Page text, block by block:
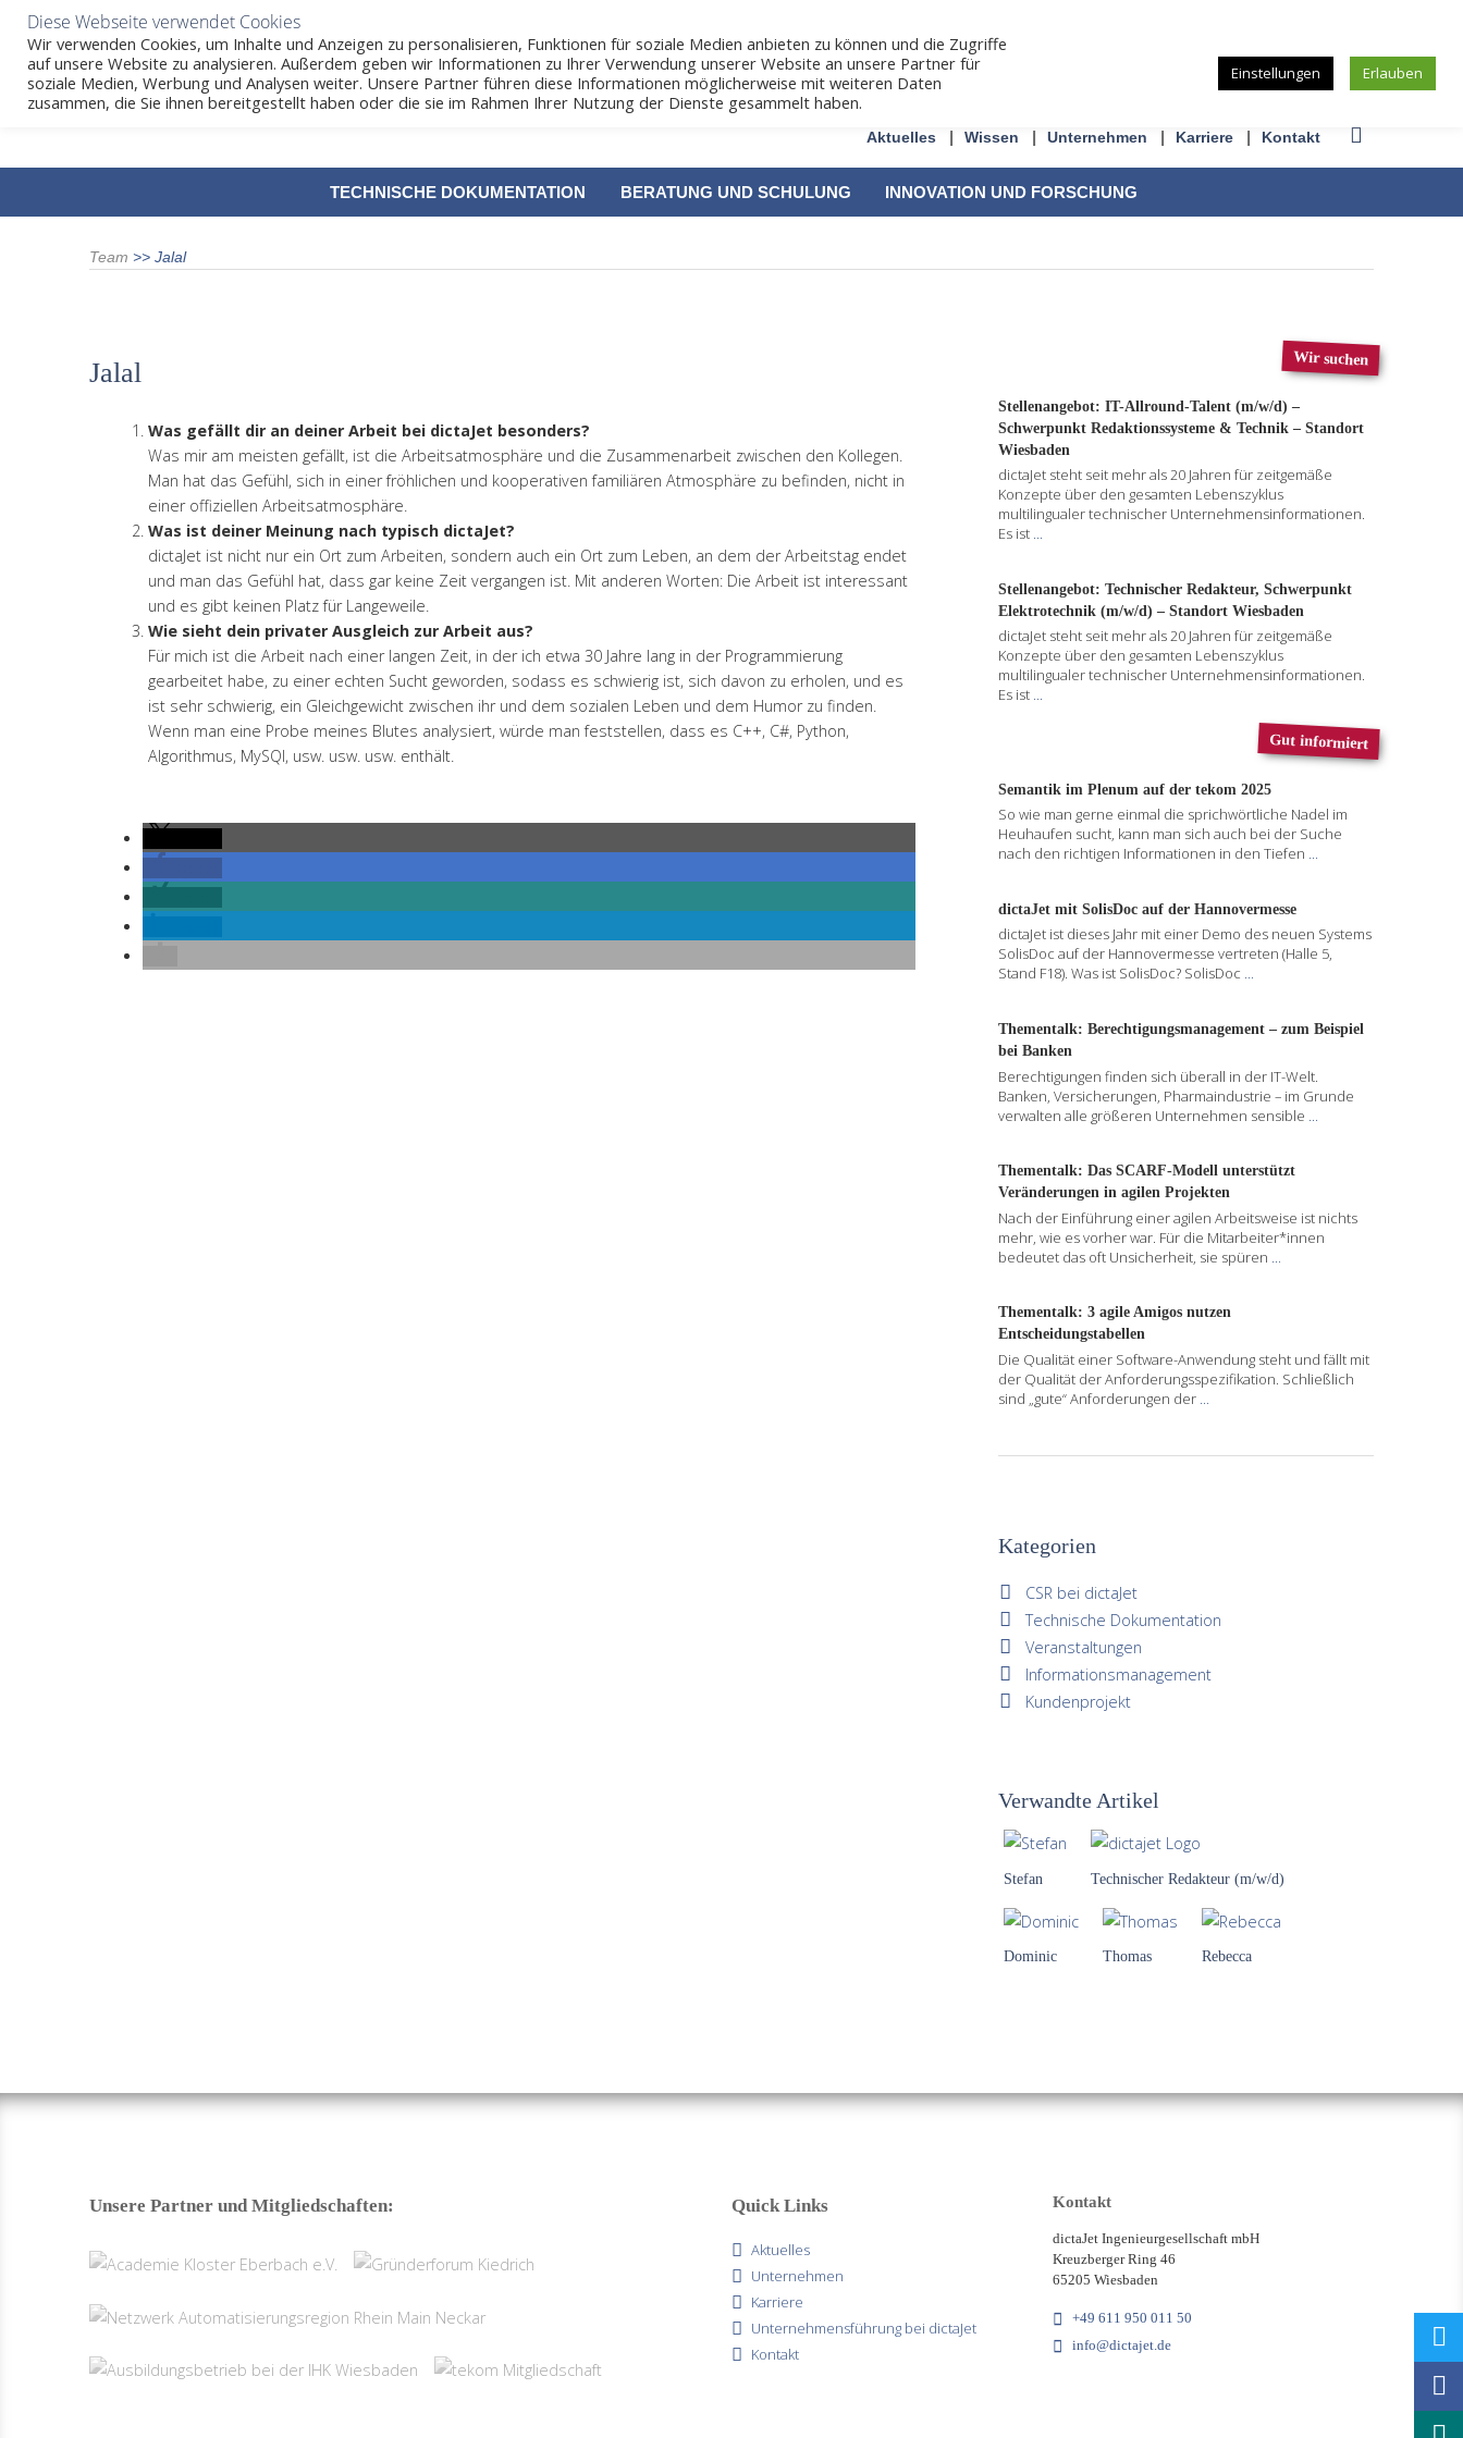
Aktuelles Wissen Unternehmen Karriere Kontakt
TO
CONTENT
TECHNISCHE DOKUMENTATION BERATUNG UND SCHULUNG INNOVATION UND FORSCHUNG
Team >> Jalal
Jalal
Was gefällt dir an deiner Arbeit bei dictaJet besonders?
Was mir am meisten gefällt, ist die Arbeitsatmosphäre und die Zusammenarbeit zwischen den Kollegen.
Man hat das Gefühl, sich in einer fröhlichen und kooperativen familiären Atmosphäre zu befinden, nicht in
einer offiziellen Arbeitsatmosphäre.
Was ist deiner Meinung nach typisch dictaJet?
dictaJet ist nicht nur ein Ort zum Arbeiten, sondern auch ein Ort zum Leben, an dem der Arbeitstag endet
und man das Gefühl hat, dass gar keine Zeit vergangen ist. Mit anderen Worten: Die Arbeit ist interessant
und es gibt keinen Platz für Langeweile.
Wie sieht dein privater Ausgleich zur Arbeit aus?
Für mich ist die Arbeit nach einer langen Zeit, in der ich etwa 30 Jahre lang in der Programmierung
gearbeitet habe, zu einer echten Sucht geworden, sodass es schwierig ist, sich davon zu erholen, und es
ist sehr schwierig, ein Gleichgewicht zwischen ihr und dem sozialen Leben und dem Humor zu finden.
Wenn man eine Probe meines Blutes analysiert, würde man feststellen, dass es C++, C#, Python,
Algorithmus, MySQl, usw. usw. usw. enthält.
Wir suchen
Stellenangebot: IT-Allround-Talent (m/w/d) –
Schwerpunkt Redaktionssysteme & Technik – Standort
Wiesbaden
dictaJet steht seit mehr als 20 Jahren für zeitgemäße
Konzepte über den gesamten Lebenszyklus
multilingualer technischer Unternehmensinformationen.
Es ist ...
Stellenangebot: Technischer Redakteur, Schwerpunkt
Elektrotechnik (m/w/d) – Standort Wiesbaden
dictaJet steht seit mehr als 20 Jahren für zeitgemäße
Konzepte über den gesamten Lebenszyklus
multilingualer technischer Unternehmensinformationen.
Es ist ...
Gut informiert
Semantik im Plenum auf der tekom 2025
So wie man gerne einmal die sprichwörtliche Nadel im
Heuhaufen sucht, kann man sich auch bei der Suche
nach den richtigen Informationen in den Tiefen ...
dictaJet mit SolisDoc auf der Hannovermesse
dictaJet ist dieses Jahr mit einer Demo des neuen Systems
SolisDoc auf der Hannovermesse vertreten (Halle 5,
Stand F18). Was ist SolisDoc? SolisDoc ...
Thementalk: Berechtigungsmanagement – zum Beispiel
bei Banken
Berechtigungen finden sich überall in der IT-Welt.
Banken, Versicherungen, Pharmaindustrie – im Grunde
verwalten alle größeren Unternehmen sensible
Thementalk: Das SCARF-Modell unterstützt
Veränderungen in agilen Projekten
Nach der Einführung einer agilen Arbeitsweise ist nichts
mehr, wie es vorher war. Für die Mitarbeiter*innen
bedeutet das oft Unsicherheit, sie spüren ...
Thementalk: 3 agile Amigos nutzen
Entscheidungstabellen
Die Qualität einer Software-Anwendung steht und fällt mit
der Qualität der Anforderungsspezifikation. Schließlich
sind „gute“ Anforderungen der ...
Kategorien
CSR bei dictaJet
Technische Dokumentation
Veranstaltungen
Informationsmanagement
Kundenprojekt
Verwandte Artikel
Stefan Technischer Redakteur (m/w/d)
Dominic Thomas Rebecca
Unsere Partner und Mitgliedschaften: Quick Links
Aktuelles
Unternehmen
Karriere
Unternehmensführung bei dictaJet
Kontakt
Kontakt
dictaJet Ingenieurgesellschaft mbH
Kreuzberger Ring 46
65205 Wiesbaden
+49 611 950 011 50
info@dictajet.de
Diese Webseite verwendet Cookies
Wir verwenden Cookies, um Inhalte und Anzeigen zu personalisieren, Funktionen für soziale Medien anbieten zu können und die Zugriffe
auf unsere Website zu analysieren. Außerdem geben wir Informationen zu Ihrer Verwendung unserer Website an unsere Partner für
soziale Medien, Werbung und Analysen weiter. Unsere Partner führen diese Informationen möglicherweise mit weiteren Daten
zusammen, die Sie ihnen bereitgestellt haben oder die sie im Rahmen Ihrer Nutzung der Dienste gesammelt haben.
Einstellungen Erlauben